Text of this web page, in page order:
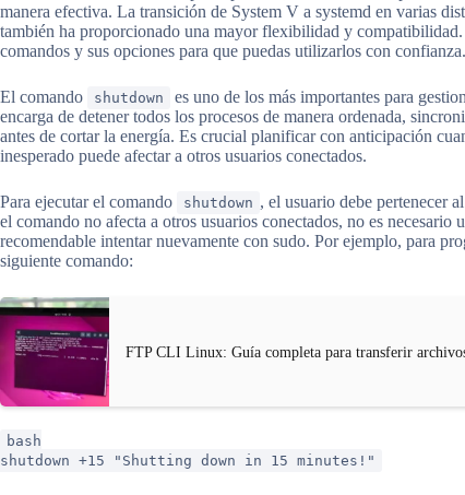
manera efectiva. La transición de System V a systemd en varias
también ha proporcionado una mayor flexibilidad y
comandos y sus opciones para que puedas utilizarlos con confianza.
El comando shutdown
es uno de los más importantes para
encarga de detener todos los procesos de manera ordenada,
antes de cortar la energía. Es crucial planificar con anticipación
inesperado puede afectar a otros usuarios conectados.
Para ejecutar el comando shutdown , el usuario debe pertenecer
el comando no afecta a otros usuarios conectados, no es necesario
recomendable intentar nuevamente con sudo. Por ejemplo, para
siguiente comando:
FTP CLI Linux: Guía completa para transferir
bash
shutdown +15 "Shutting down in 15 minutes!"